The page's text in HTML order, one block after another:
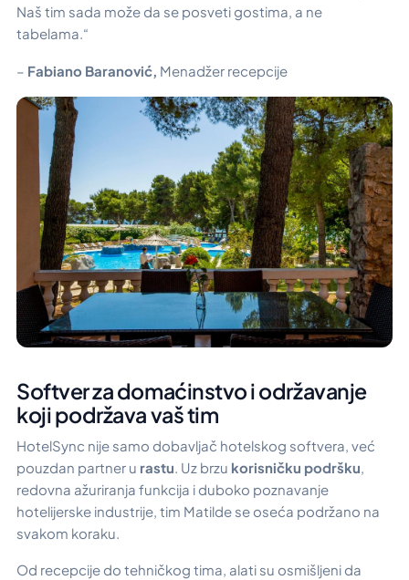
Naš tim sada može da se posveti gostima, a ne
tabelama.“
– Fabiano Baranović, Menadžer recepcije
Softver za domaćinstvo i održavanje
koji podržava vaš tim
HotelSync nije samo dobavljač hotelskog softvera, već
pouzdan partner u rastu. Uz brzu korisničku podršku,
redovna ažuriranja funkcija i duboko poznavanje
hotelijerske industrije, tim Matilde se oseća podržano na
svakom koraku.
Od recepcije do tehničkog tima, alati su osmišljeni da